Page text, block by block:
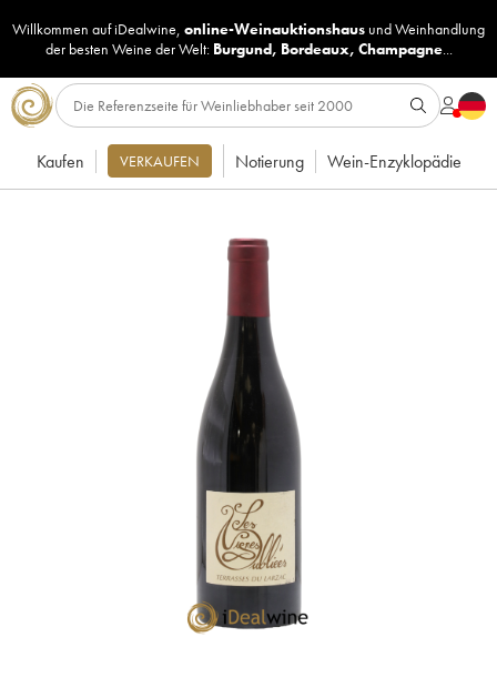
Willkommen auf iDealwine, online-Weinauktionshaus undWeinhandlung
der besten Weine der Welt: Burgund, Bordeaux, Champagne...
Kaufen VERKAUFEN Notierung Wein-Enzyklopädie